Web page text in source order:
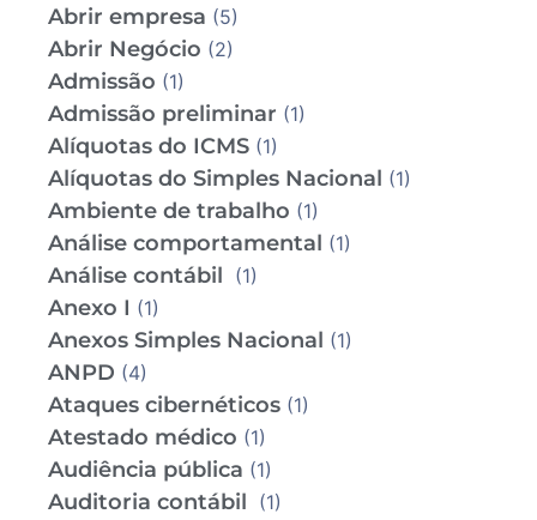
Abrir empresa (5)
Abrir Negócio (2)
Admissão (1)
Admissão preliminar (1)
Alíquotas do ICMS (1)
Alíquotas do Simples Nacional (1)
Ambiente de trabalho (1)
Análise comportamental (1)
Análise contábil (1)
Anexo I (1)
Anexos Simples Nacional (1)
ANPD (4)
Ataques cibernéticos (1)
Atestado médico (1)
Audiência pública (1)
Auditoria contábil (1)